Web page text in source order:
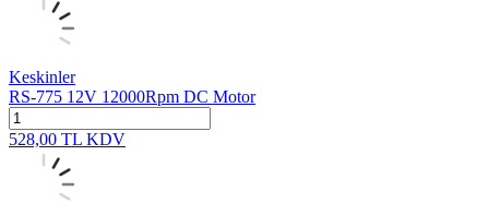
Keskinler
RS-775 12V 12000Rpm DC Motor
528,00 TL KDV